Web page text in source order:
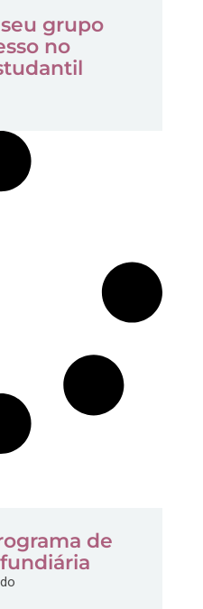
grupo
no
de